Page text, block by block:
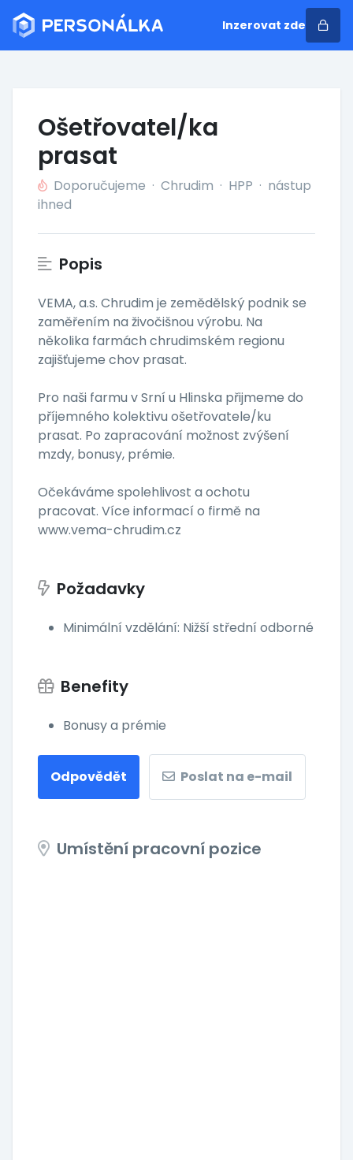
Inzerovat zde
Ošetřovatel/ka
prasat
Doporučujeme · Chrudim · HPP · nástup
ihned
Popis
VEMA, a.s. Chrudim je zemědělský podnik se
zaměřením na živočišnou výrobu. Na
několika farmách chrudimském regionu
zajišťujeme chov prasat.
Pro naši farmu v Srní u Hlinska přijmeme do
příjemného kolektivu ošetřovatele/ku
prasat. Po zapracování možnost zvýšení
mzdy, bonusy, prémie.
Očekáváme spolehlivost a ochotu
pracovat. Více informací o firmě na
www.vema-chrudim.cz
Požadavky
Minimální vzdělání: Nižší střední odborné
Benefity
Bonusy a prémie
Odpovědět Poslat na e-mail
Umístění pracovní pozice